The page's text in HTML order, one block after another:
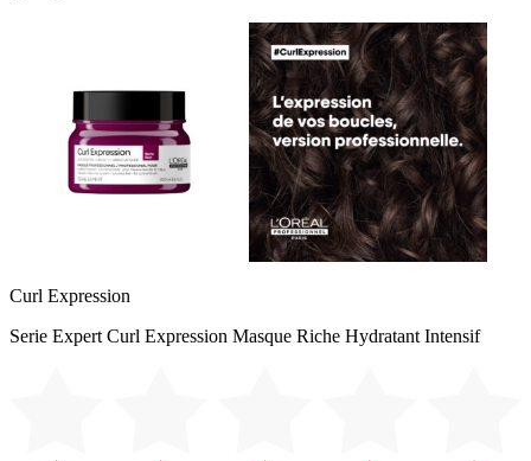
Curl Expression
Serie Expert Curl Expression Masque Riche Hydratant Intensif